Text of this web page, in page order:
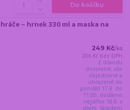
Do košíku
– hrnek 330 ml a maska na
249 Kč/ks
206 Kč bez DPH
Z důvodu
dovolené, vše
objednané a
uhrazené do
pondělí 17.8. do
11:00, dodáme
nejdříve 18.8. v
úterý. Skladem